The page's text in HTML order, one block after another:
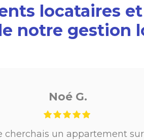
locataires
notre gestion
Noé G.
cherchais un appartement sur